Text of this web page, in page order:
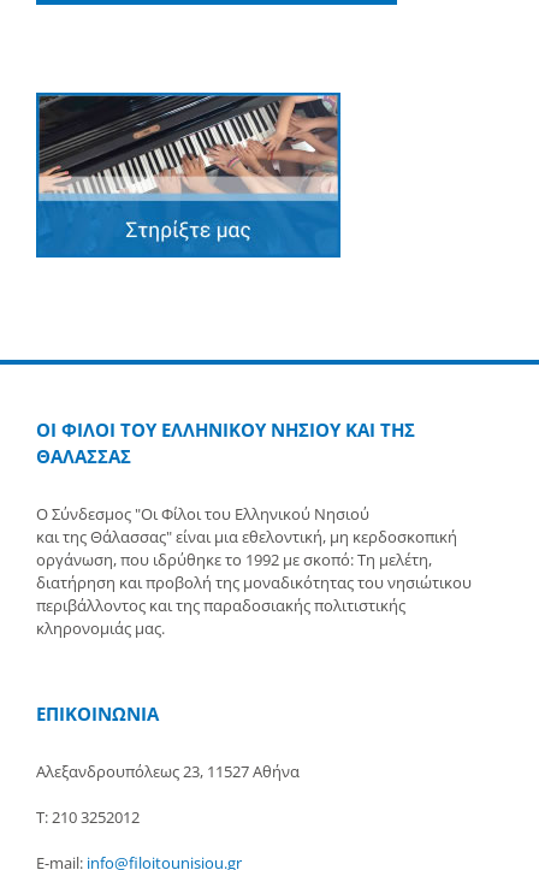
ΟΙ ΦΙΛΟΙ ΤΟΥ ΕΛΛΗΝΙΚΟΥ ΝΗΣΙΟΥ ΚΑΙ ΤΗΣ
ΘΑΛΑΣΣΑΣ
Ο Σύνδεσμος "Οι Φίλοι του Ελληνικού Νησιού
και της Θάλασσας" είναι μια εθελοντική, μη κερδοσκοπική
οργάνωση, που ιδρύθηκε το 1992 με σκοπό: Τη μελέτη,
διατήρηση και προβολή της μοναδικότητας του νησιώτικου
περιβάλλοντος και της παραδοσιακής πολιτιστικής
κληρονομιάς μας.
ΕΠΙΚΟΙΝΩΝΙΑ
Αλεξανδρουπόλεως 23, 11527 Αθήνα
Τ: 210 3252012
E-mail: info@filoitounisiou.gr